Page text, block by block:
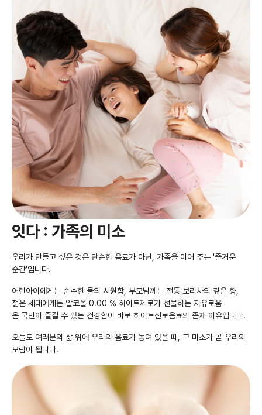
잇다 : 가족의 미소
우리가 만들고 싶은 것은 단순한 음료가 아닌, 가족을 이어 주는 '즐거운
순간'입니다.
어린아이에게는 순수한 물의 시원함, 부모님께는 전통 보리차의 깊은 향,
젊은 세대에게는 알코올 0.00 % 하이트제로가 선물하는 자유로움
온 국민이 즐길 수 있는 건강함이 바로 하이트진로음료의 존재 이유입니다.
오늘도 여러분의 삶 위에 우리의 음료가 놓여 있을 때, 그 미소가 곧 우리의
보람이 됩니다.